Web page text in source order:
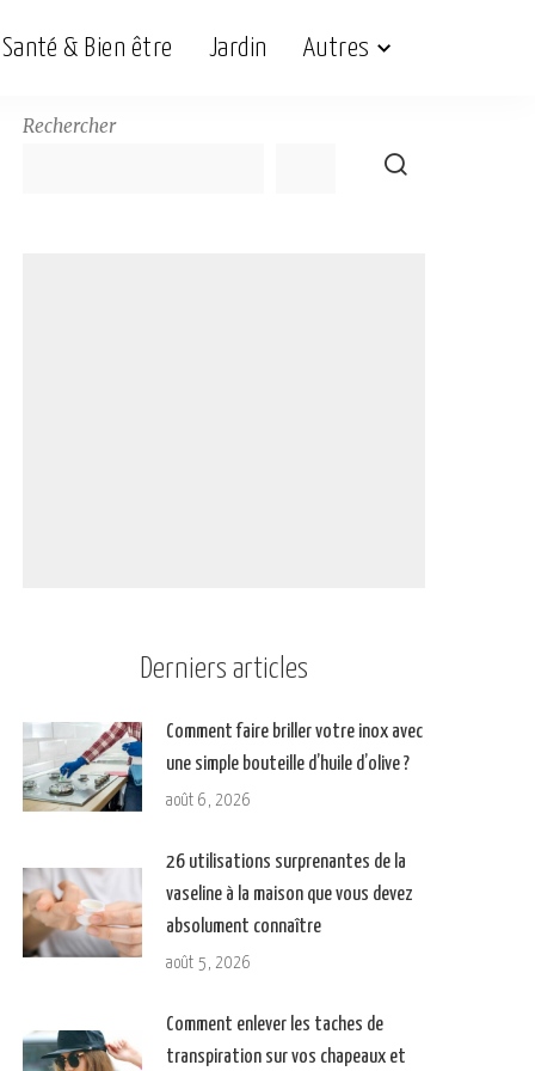
Santé & Bien être Jardin Autres
Rechercher
Derniers articles
Comment faire briller votre inox avec
une simple bouteille d’huile d’olive ?
août 6, 2026
26 utilisations surprenantes de la
vaseline à la maison que vous devez
absolument connaître
août 5, 2026
Comment enlever les taches de
transpiration sur vos chapeaux et